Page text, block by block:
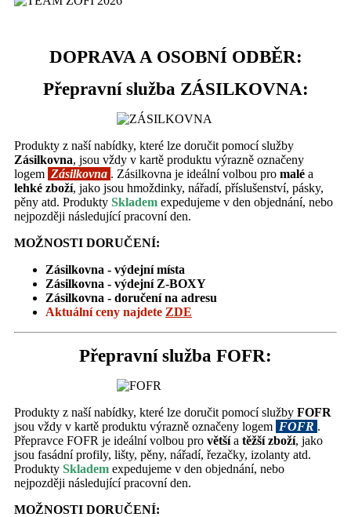
DOPRAVA A OSOBNÍ ODBĚR:
Přepravní služba ZÁSILKOVNA:
Produkty z naší nabídky, které lze doručit pomocí služby
Zásilkovna, jsou vždy v kartě produktu výrazně označeny
logem Zásilkovna . Zásilkovna je ideální volbou pro malé a
lehké zboží, jako jsou hmoždinky, nářadí, příslušenství, pásky,
pěny atd. Produkty Skladem expedujeme v den objednání, nebo
nejpozději následující pracovní den.
MOŽNOSTI DORUČENÍ:
Zásilkovna - výdejní místa
Zásilkovna - výdejní Z-BOXY
Zásilkovna - doručení na adresu
Aktuální ceny najdete ZDE
Přepravní služba FOFR:
Produkty z naší nabídky, které lze doručit pomocí služby FOFR
jsou vždy v kartě produktu výrazně označeny logem FOFR .
Přepravce FOFR je ideální volbou pro většía těžší zboží, jako
jsou fasádní profily, lišty, pěny, nářadí, řezačky, izolanty atd.
Produkty Skladem expedujeme v den objednání, nebo
nejpozději následující pracovní den.
MOŽNOSTI DORUČENÍ: